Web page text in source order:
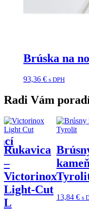
Brúska na
93,36 € s DPH
Radi Vám
Rukavica
–
Victorinox
Light-Cut
L
13,84 € s